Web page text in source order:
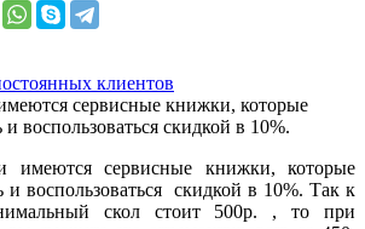
сервисные книжки, которые
воспользоваться скидкой в 10%.
имеются сервисные книжки, которые
и воспользоваться скидкой в 10%. Так к
скол стоит 500р. , то при